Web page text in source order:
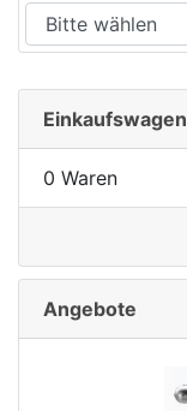
Einkaufswagen
0 Waren
Angebote